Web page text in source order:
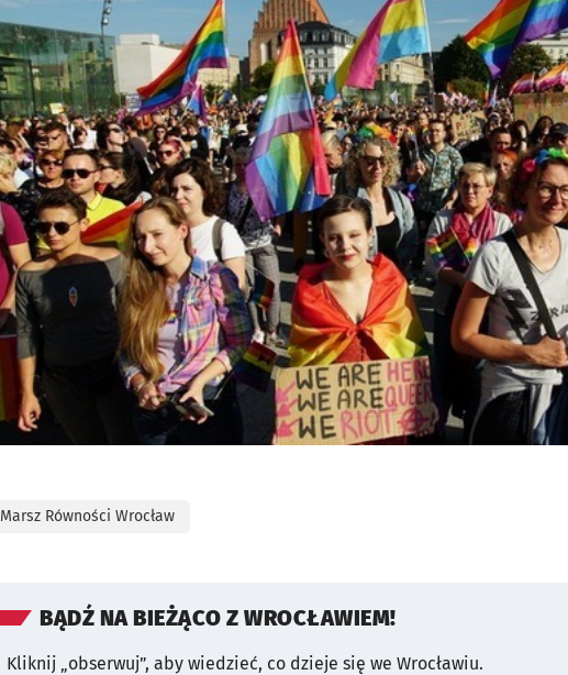
Marsz Równości Wrocław
BĄDŹ NA BIEŻĄCO Z WROCŁAWIEM!
Kliknij „obserwuj”, aby wiedzieć, co dzieje się we Wrocławiu.